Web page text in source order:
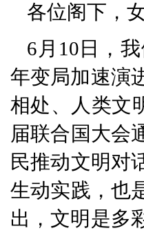
各位阁下，
6月10日，
年变局加速演
相处、人类文
届联合国大会
民推动文明对
生动实践，也
出，文明是多